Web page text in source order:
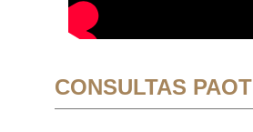
CONSULTAS PAOT